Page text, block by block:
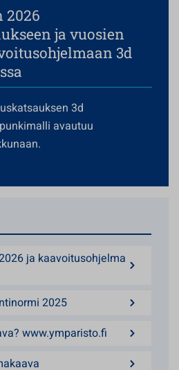
2026
ja vuosien
3d
3d
avautuu
ja kaavoitusohjelma
2025
www.ymparisto.fi